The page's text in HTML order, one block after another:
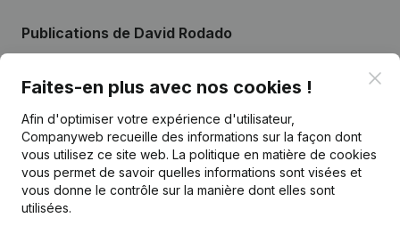
Publications de David Rodado
Date Publication
04-09-2024
But - Capital, Actions - Demissions,
Nominations - Statuts (Traduction,
Coordination, Autres Modifications,
…) - Modification Forme Juridique
Faites-en plus avec nos cookies !
Afin d'optimiser votre expérience d'utilisateur,
Companyweb recueille des informations sur la façon dont
vous utilisez ce site web. La politique en matière de cookies
vous permet de savoir quelles informations sont visées et
vous donne le contrôle sur la manière dont elles sont
utilisées.